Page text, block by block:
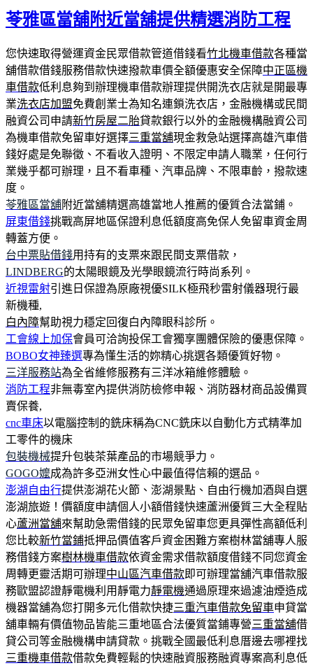
於
苓雅區當舖附近當舖提供精選消防工程
您快速取得營運資金民眾借款管道借錢看竹北機車借款各種當
舖借款借錢服務借款快速撥款車價全額優惠安全保障中正區機
車借款低利息夠到辦理機車借款辦理提供開洗衣店就是開最專
業洗衣店加盟免費創業士為知名連鎖洗衣店，金融機構或民間
融資公司申請新竹房屋二胎貸款銀行以外的金融機構融資公司
為機車借款免留車好選擇三重當舖現金救急站選擇高雄汽車借
錢好處是免聯徵、不看收入證明、不限定申請人職業，任何行
業幾乎都可辦理，且不看車種、汽車品牌、不限車齡，撥款速
度。
苓雅區當舖附近當舖精選高雄當地人推薦的優質合法當鋪。
屏東借錢挑戰高屏地區保證利息低額度高免保人免留車資金周
轉蓋方便。
台中票貼借錢用持有的支票來跟民間支票借款，
LINDBERG的太陽眼鏡及光學眼鏡流行時尚系列。
近視雷射引進日保證為原廠視優SILK極飛秒雷射儀器現行最
新機種,
白內障幫助視力穩定回復白內障眼科診所。
工會線上加保會員可洽詢投保工會獨享團體保險的優惠保障。
BOBO女神臻選專為懂生活的妳精心挑選各類優質好物。
三洋服務站為全省維修服務有三洋冰箱維修體驗。
消防工程非無毒室內提供消防檢修申報、消防器材商品設備買
賣保養,
cnc車床以電腦控制的銑床稱為CNC銑床以自動化方式精準加
工零件的機床
包裝機械提升包裝茶葉產品的市場競爭力。
GOGO嬤成為許多亞洲女性心中最值得信賴的選品。
澎湖自由行提供澎湖花火節、澎湖景點、自由行機加酒與自選
澎湖旅遊！價額度申請個人小額借錢快速蘆洲優質三大全程貼
心蘆洲當舖來幫助急需借錢的民眾免留車您更具彈性高額低利
您比較新竹當鋪抵押品價值客戶資金困難方案樹林當舖專人服
務借錢方案樹林機車借款依資金需求借款額度借錢不同您資金
周轉更靈活期可辦理中山區汽車借款即可辦理當舖汽車借款服
務歐盟認證靜電機利用靜電力靜電機通過原理來過濾油煙造成
機器當舖為您打開多元化借款快捷三重汽車借款免留車申貸當
舖車輛有價值物品皆能三重地區合法優質當鋪專營三重當舖借
貸公司等金融機構申請貸款。挑戰全國最低利息厝邊去哪裡找
三重機車借款借款免費輕鬆的快速融資服務融資專案高利息低